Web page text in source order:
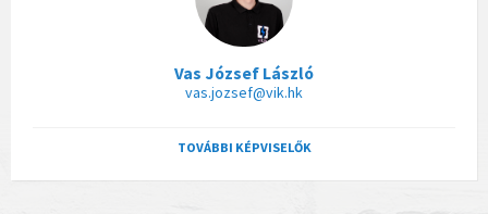
Vas József László
vas.jozsef@vik.hk
TOVÁBBI KÉPVISELŐK